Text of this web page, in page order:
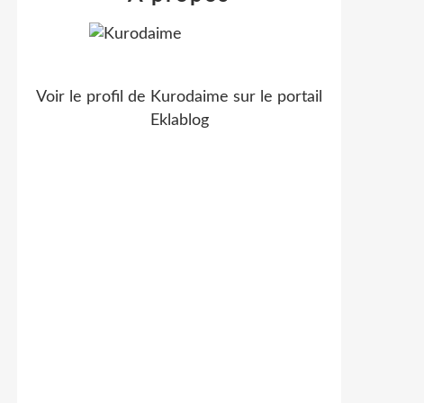
Voir le profil de Kurodaime sur le portail
Eklablog